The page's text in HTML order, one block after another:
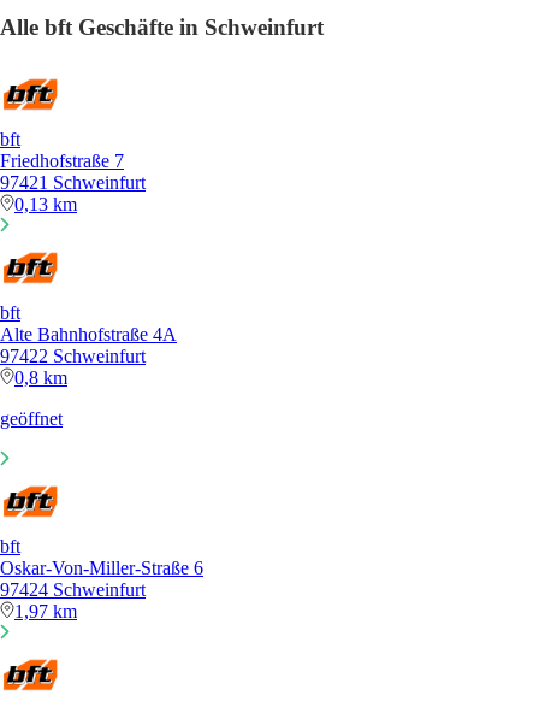
Alle bft Geschäfte in Schweinfurt
bft
Friedhofstraße 7
97421 Schweinfurt
0,13 km
bft
Alte Bahnhofstraße 4A
97422 Schweinfurt
0,8 km
geöffnet
bft
Oskar-Von-Miller-Straße 6
97424 Schweinfurt
1,97 km